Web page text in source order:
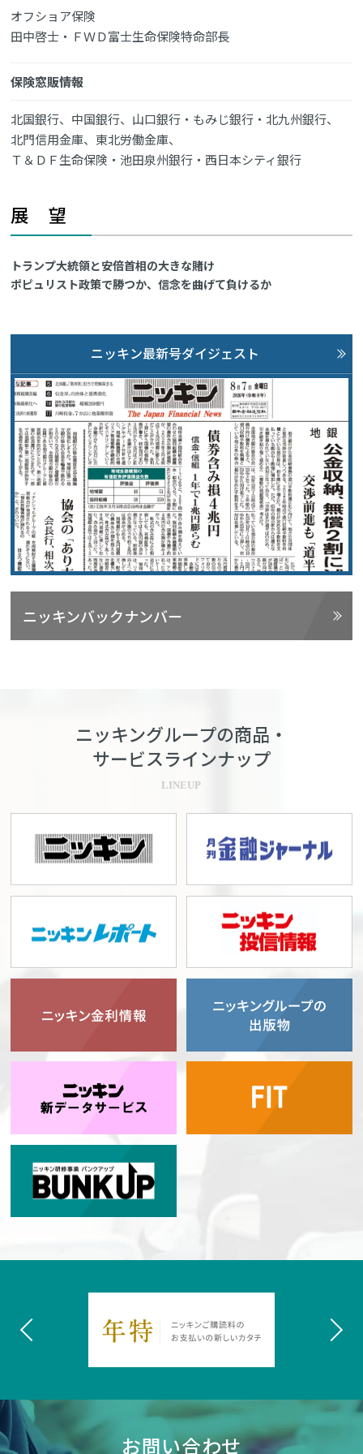
オフショア保険
田中啓士・ＦＷＤ富士生命保険特命部長
保険窓販情報
北国銀行、中国銀行、山口銀行・もみじ銀行・北九州銀行、
北門信用金庫、東北労働金庫、
Ｔ＆ＤＦ生命保険・池田泉州銀行・西日本シティ銀行
展 望
トランプ大統領と安倍首相の大きな賭け
ポピュリスト政策で勝つか、信念を曲げて負けるか
ニッキン最新号ダイジェスト
ニッキンバックナンバー
ニッキングループの商品・
サービスラインナップ
LINEUP
お問い合わせ